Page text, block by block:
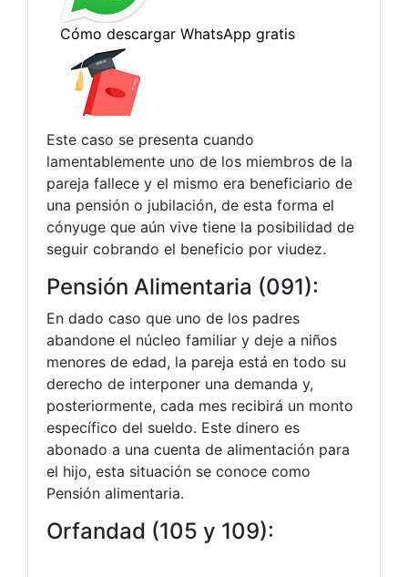
Este caso se presenta cuando
lamentablemente uno de los miembros de la
pareja fallece y el mismo era beneficiario de
una pensión o jubilación, de esta forma el
cónyuge que aún vive tiene la posibilidad de
seguir cobrando el beneficio por viudez.
Pensión Alimentaria (091):
En dado caso que uno de los padres
abandone el núcleo familiar y deje a niños
menores de edad, la pareja está en todo su
derecho de interponer una demanda y,
posteriormente, cada mes recibirá un monto
específico del sueldo. Este dinero es
abonado a una cuenta de alimentación para
el hijo, esta situación se conoce como
Pensión alimentaria.
Orfandad (105 y 109):